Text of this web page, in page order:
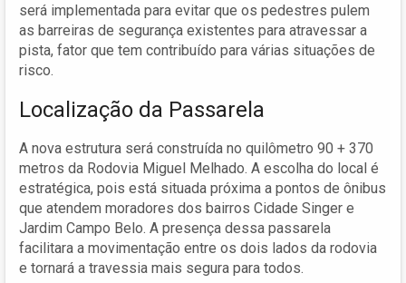
será implementada para evitar que os pedestres pulem
as barreiras de segurança existentes para atravessar a
pista, fator que tem contribuído para várias situações de
risco.
Localização da Passarela
A nova estrutura será construída no quilômetro 90 + 370
metros da Rodovia Miguel Melhado. A escolha do local é
estratégica, pois está situada próxima a pontos de ônibus
que atendem moradores dos bairros Cidade Singer e
Jardim Campo Belo. A presença dessa passarela
facilitara a movimentação entre os dois lados da rodovia
e tornará a travessia mais segura para todos.